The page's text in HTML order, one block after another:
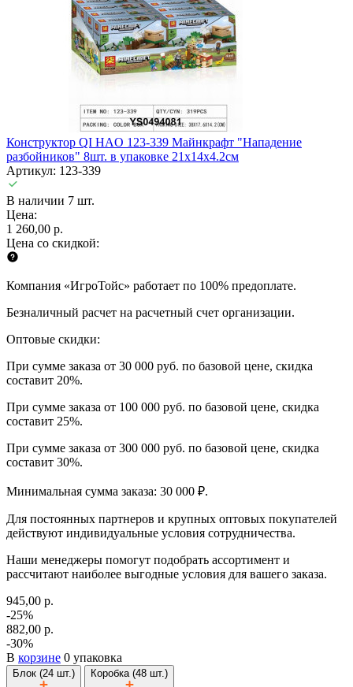
Конструктор QI HAO 123-339 Майнкрафт "Нападение
разбойников" 8шт. в упаковке 21х14х4.2см
Артикул: 123-339
В наличии 7 шт.
Цена:
1 260,00 р.
Цена со скидкой:
Компания «ИгроТойс» работает по 100% предоплате.
Безналичный расчет на расчетный счет организации.
Оптовые скидки:
При сумме заказа от 30 000 руб. по базовой цене, скидка
составит 20%.
При сумме заказа от 100 000 руб. по базовой цене, скидка
составит 25%.
При сумме заказа от 300 000 руб. по базовой цене, скидка
составит 30%.
Минимальная сумма заказа: 30 000 ₽.
Для постоянных партнеров и крупных оптовых покупателей
действуют индивидуальные условия сотрудничества.
Наши менеджеры помогут подобрать ассортимент и
рассчитают наиболее выгодные условия для вашего заказа.
945,00 р.
-25%
882,00 р.
-30%
В корзине 0 упаковка
Блок (24 шт.) Коробка (48 шт.)